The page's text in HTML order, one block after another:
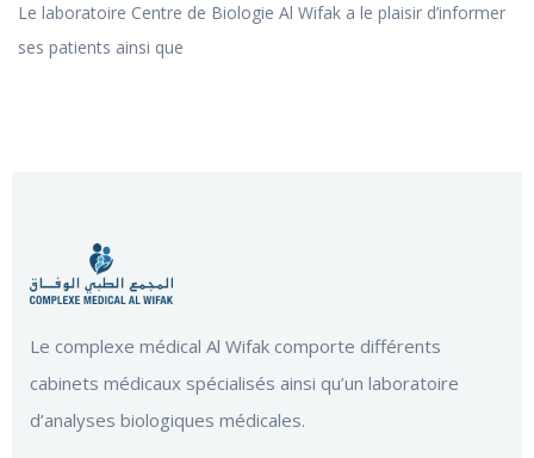
Le laboratoire Centre de Biologie Al Wifak a le plaisir d’informer
ses patients ainsi que
Le complexe médical Al Wifak comporte différents
cabinets médicaux spécialisés ainsi qu’un laboratoire
d’analyses biologiques médicales.